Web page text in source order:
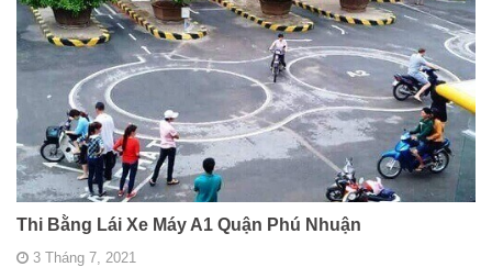
Thi Bằng Lái Xe Máy A1 Quận Phú Nhuận
3 Tháng 7, 2021